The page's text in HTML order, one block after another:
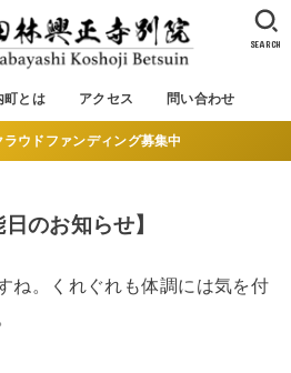
町とは アクセス 問い合わせ
SEARCH
ウドファンディング募集中
のお知らせ】
ね。くれぐれも体調には気を付